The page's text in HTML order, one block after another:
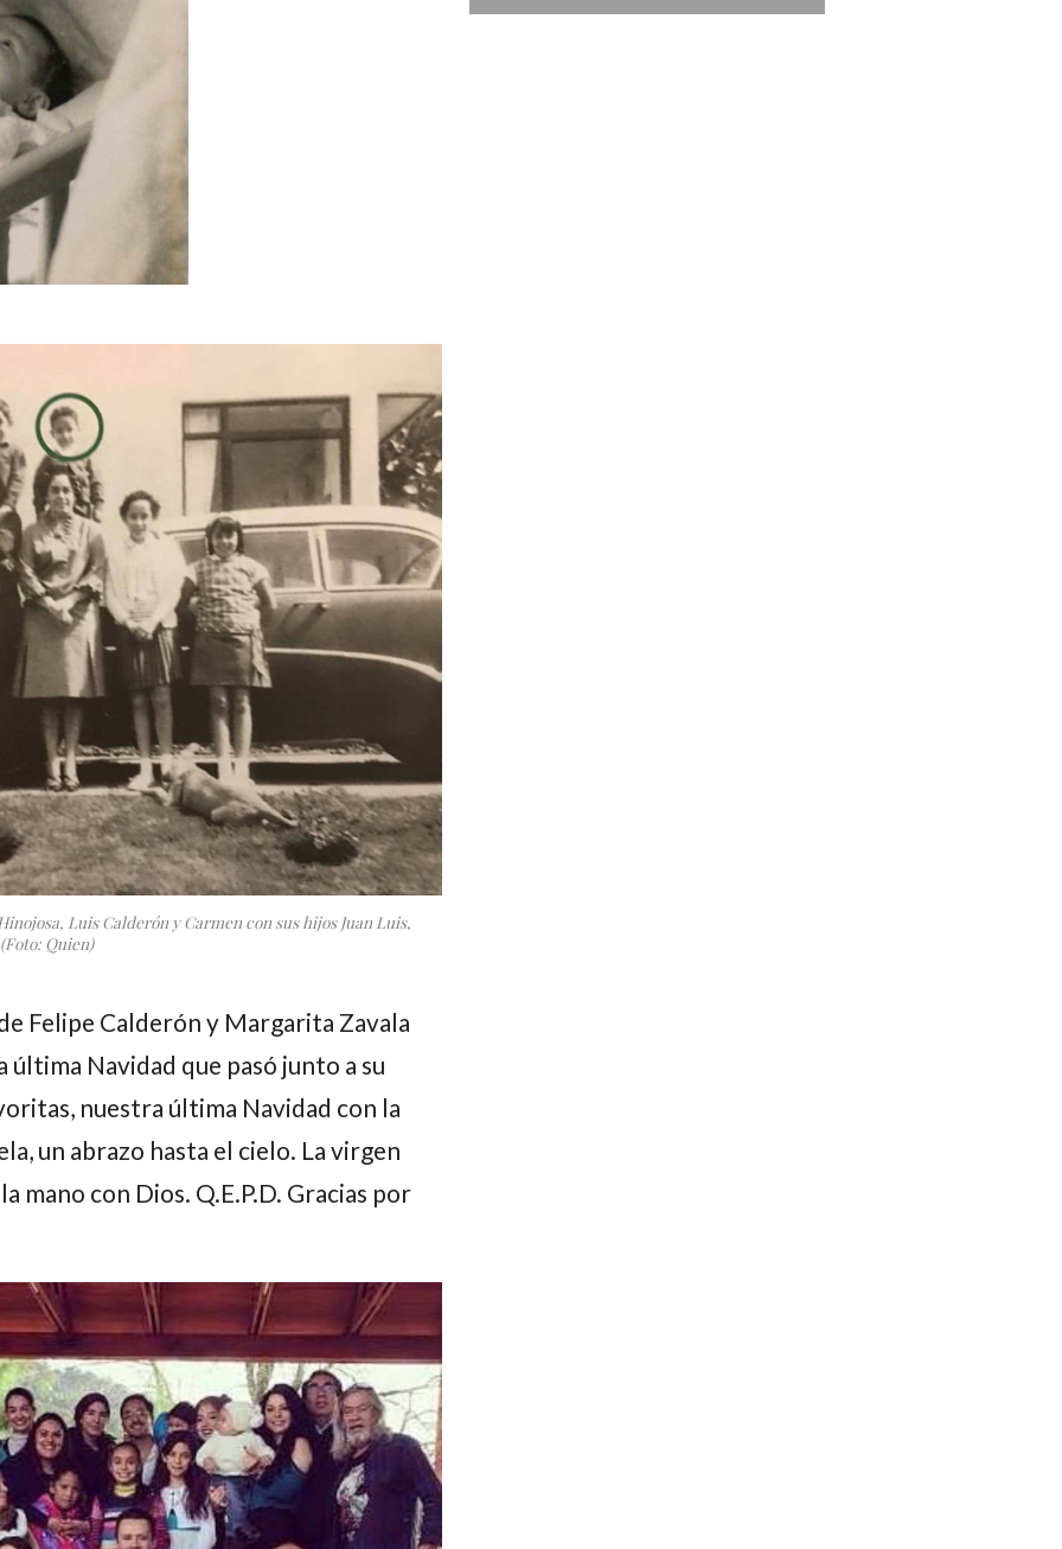
Luis Calderón y Carmen con sus hijos Juan Luis,
Quien)
Felipe Calderón y Margarita Zavala
Navidad que pasó junto a su
nuestra última Navidad con la
un abrazo hasta el cielo. La virgen
mano con Dios. Q.E.P.D. Gracias por